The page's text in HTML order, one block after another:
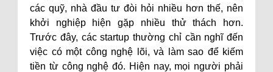
các quỹ, nhà đầu tư đòi hỏi nhiều hơn thế, nên
khởi nghiệp hiện gặp nhiều thử thách hơn.
Trước đây, các startup thường chỉ cần nghĩ đến
việc có một công nghệ lõi, và làm sao để kiếm
tiền từ công nghệ đó. Hiện nay, mọi người phải